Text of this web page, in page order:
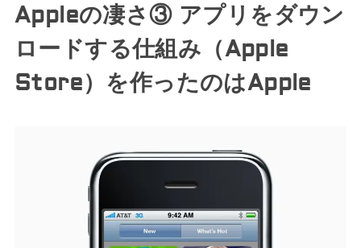
Appleの凄さ③ アプリをダウン
ロードする仕組み（Apple
Store）を作ったのはApple